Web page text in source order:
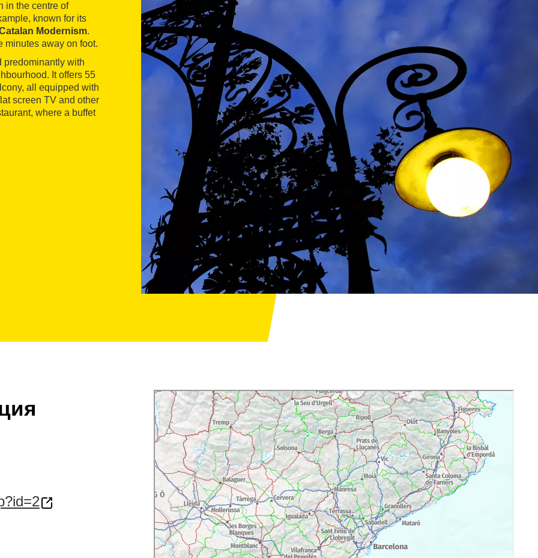
in the centre of
known for its
Modernism.
minutes away on foot.
predominantly with
It offers 55
all equipped with
screen TV and other
where a buffet